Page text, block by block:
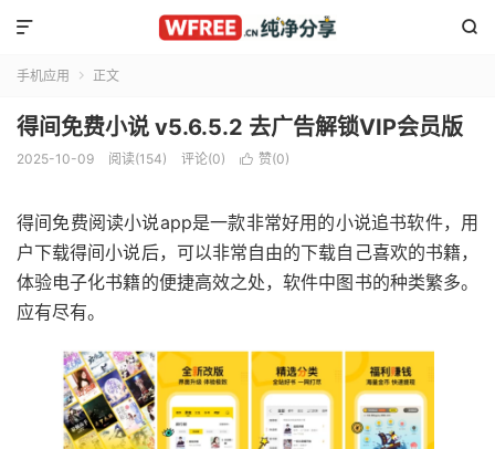


手机应用  正文
得间免费小说 v5.6.5.2 去广告解锁VIP会员版
2025-10-09 阅读(154) 评论(0)  赞(0)
得间免费阅读小说app是一款非常好用的小说追书软件，用
户下载得间小说后，可以非常自由的下载自己喜欢的书籍，
体验电子化书籍的便捷高效之处，软件中图书的种类繁多。
应有尽有。